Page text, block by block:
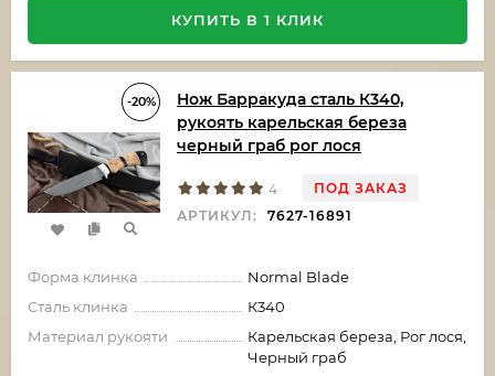
КУПИТЬ В 1 КЛИК
-20%
Нож Барракуда сталь К340,
рукоять карельская береза
черный граб рог лося
4
ПОД ЗАКАЗ
АРТИКУЛ:
7627-16891
Форма клинка
Normal Blade
Сталь клинка
К340
Материал рукояти
Карельская береза, Рог лося,
Черный граб